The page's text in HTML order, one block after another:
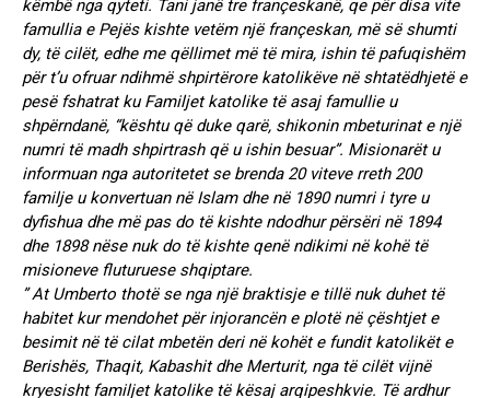
këmbë nga qyteti. Tani janë tre françeskanë, qe për disa vite
famullia e Pejës kishte vetëm një françeskan, më së shumti
dy, të cilët, edhe me qëllimet më të mira, ishin të pafuqishëm
për t’u ofruar ndihmë shpirtërore katolikëve në shtatëdhjetë e
pesë fshatrat ku Familjet katolike të asaj famullie u
shpërndanë, “kështu që duke qarë, shikonin mbeturinat e një
numri të madh shpirtrash që u ishin besuar”. Misionarët u
informuan nga autoritetet se brenda 20 viteve rreth 200
familje u konvertuan në Islam dhe në 1890 numri i tyre u
dyfishua dhe më pas do të kishte ndodhur përsëri në 1894
dhe 1898 nëse nuk do të kishte qenë ndikimi në kohë të
misioneve fluturuese shqiptare.
” At Umberto thotë se nga një braktisje e tillë nuk duhet të
habitet kur mendohet për injorancën e plotë në çështjet e
besimit në të cilat mbetën deri në kohët e fundit katolikët e
Berishës, Thaqit, Kabashit dhe Merturit, nga të cilët vijnë
kryesisht familjet katolike të kësaj arqipeshkvie. Të ardhur